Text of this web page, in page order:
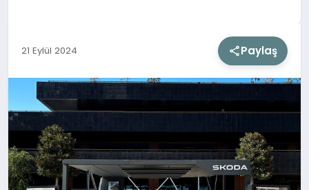
EKONOMI
SIYASET
SAĞLIK
DÜNYA
21 Eylül 2024 Paylaş